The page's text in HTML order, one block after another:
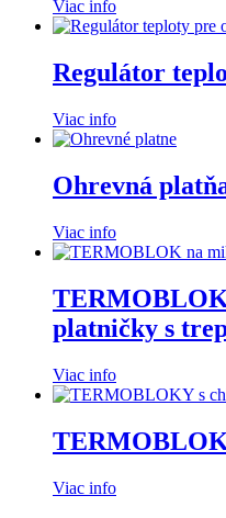
Viac info
Regulátor
Viac info
Ohrevná
Viac info
platničky s
Viac info
Viac info